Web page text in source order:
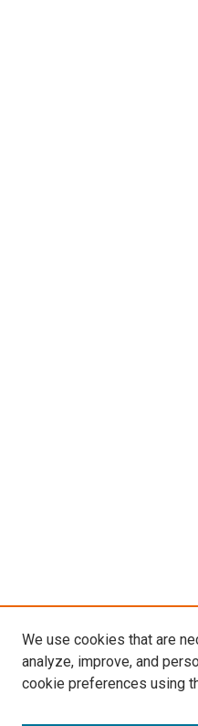
We use cookies that are
analyze, improve, and
cookie preferences using